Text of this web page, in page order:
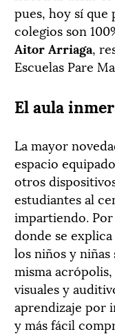
pues, hoy sí
colegios son
Aitor Arriaga,
Escuelas Pare
El aula
La mayor
espacio
otros
estudiantes al
impartiendo.
donde se
los niños y niñas
misma
visuales y
aprendizaje por
y más fácil